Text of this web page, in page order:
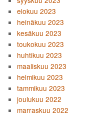
elokuu 2023
heinäkuu 2023
kesäkuu 2023
toukokuu 2023
huhtikuu 2023
maaliskuu 2023
helmikuu 2023
tammikuu 2023
joulukuu 2022
marraskuu 2022